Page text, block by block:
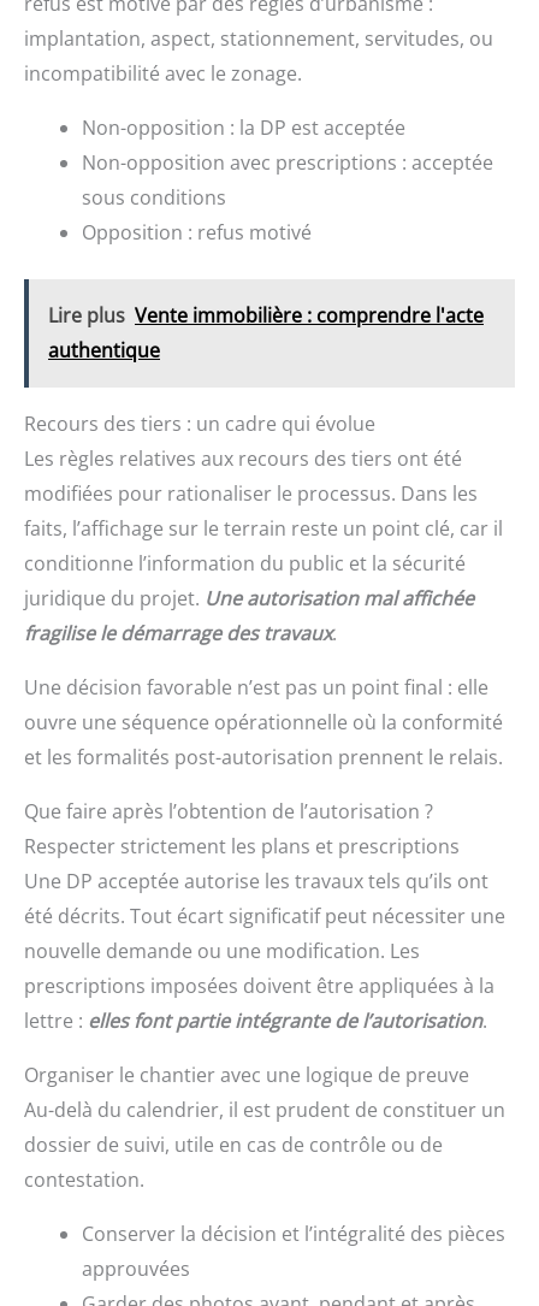
implantation, aspect, stationnement, servitudes, ou
incompatibilité avec le zonage.
Non-opposition : la DP est acceptée
Non-opposition avec prescriptions : acceptée
sous conditions
Opposition : refus motivé
Lire plus Vente immobilière : comprendre l'acte
authentique
Recours des tiers : un cadre qui évolue
Les règles relatives aux recours des tiers ont été
modifiées pour rationaliser le processus. Dans les
faits, l’affichage sur le terrain reste un point clé, car il
conditionne l’information du public et la sécurité
juridique du projet. Une autorisation mal affichée
fragilise le démarrage des travaux.
Une décision favorable n’est pas un point final : elle
ouvre une séquence opérationnelle où la conformité
et les formalités post-autorisation prennent le relais.
Que faire après l’obtention de l’autorisation ?
Respecter strictement les plans et prescriptions
Une DP acceptée autorise les travaux tels qu’ils ont
été décrits. Tout écart significatif peut nécessiter une
nouvelle demande ou une modification. Les
prescriptions imposées doivent être appliquées à la
lettre : elles font partie intégrante de l’autorisation.
Organiser le chantier avec une logique de preuve
Au-delà du calendrier, il est prudent de constituer un
dossier de suivi, utile en cas de contrôle ou de
contestation.
Conserver la décision et l’intégralité des pièces
approuvées